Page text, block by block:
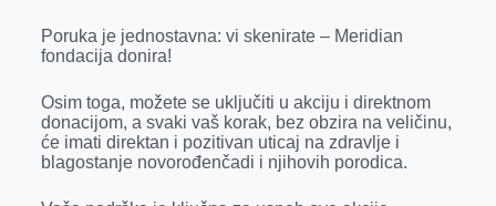
Poruka je jednostavna: vi skenirate – Meridian
fondacija donira!
Osim toga, možete se uključiti u akciju i direktnom
donacijom, a svaki vaš korak, bez obzira na veličinu,
će imati direktan i pozitivan uticaj na zdravlje i
blagostanje novorođenčadi i njihovih porodica.